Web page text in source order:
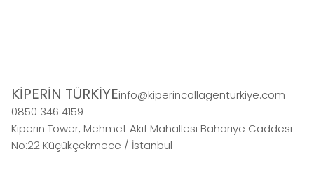
KİPERİN TÜRKİYEinfo@kiperincollagenturkiye.com
0850 346 4159
Kiperin Tower, Mehmet Akif Mahallesi Bahariye Caddesi
No:22 Küçükçekmece / İstanbul